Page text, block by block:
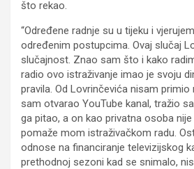
što rekao.
“Određene radnje su u tijeku i
određenim postupcima. Ovaj slučaj
slučajnost. Znao sam što i kako
radio ovo istraživanje imao je svoju
pravila. Od Lovrinčevića nisam primio
sam otvarao YouTube kanal, tražio
ga pitao, a on kao privatna osoba
pomaže mom istraživačkom radu.
odnose na financiranje televizijskog
prethodnoj sezoni kad se snimalo,